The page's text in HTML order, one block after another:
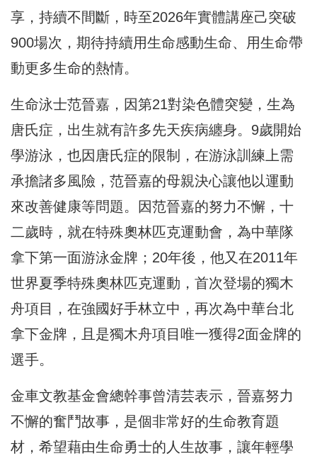
享，持續不間斷，時至2026年實體講座己突破
900場次，期待持續用生命感動生命、用生命帶
動更多生命的熱情。
生命泳士范晉嘉，因第21對染色體突變，生為
唐氏症，出生就有許多先天疾病纏身。9歲開始
學游泳，也因唐氏症的限制，在游泳訓練上需
承擔諸多風險，范晉嘉的母親決心讓他以運動
來改善健康等問題。因范晉嘉的努力不懈，十
二歲時，就在特殊奧林匹克運動會，為中華隊
拿下第一面游泳金牌；20年後，他又在2011年
世界夏季特殊奧林匹克運動，首次登場的獨木
舟項目，在強國好手林立中，再次為中華台北
拿下金牌，且是獨木舟項目唯一獲得2面金牌的
選手。
金車文教基金會總幹事曾清芸表示，晉嘉努力
不懈的奮鬥故事，是個非常好的生命教育題
材，希望藉由生命勇士的人生故事，讓年輕學